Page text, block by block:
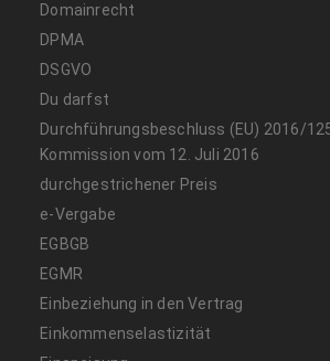
Domainrecht
DPMA
DSGVO
Du darfst
Durchführungsbeschluss (EU) 2016/
Kommission vom 12. Juli 2016
durchgestrichener Preis
e-Vergabe
EGBGB
EGMR
Einbeziehung in den Vertrag
Einkommenselastizität